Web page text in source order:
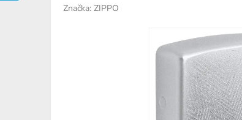
Značka: ZIPPO